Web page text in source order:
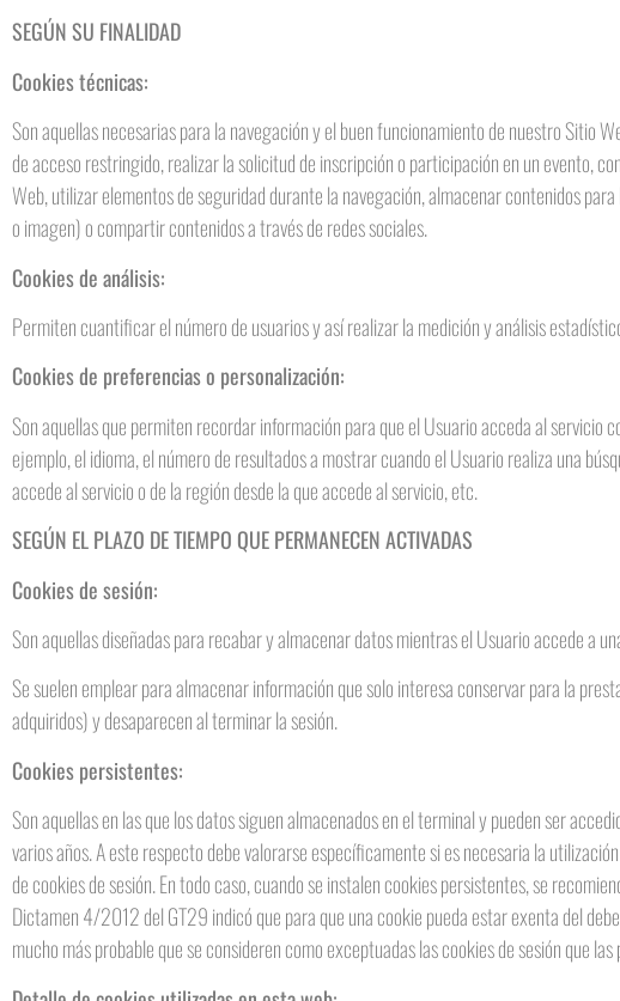
SEGÚN SU FINALIDAD
Cookies técnicas:
Son aquellas necesarias para la navegación y el buen funcionamiento de nuestro
de acceso restringido, realizar la solicitud de inscripción o participación en un evento,
Web, utilizar elementos de seguridad durante la navegación, almacenar contenidos
o imagen) o compartir contenidos a través de redes sociales.
Cookies de análisis:
Permiten cuantificar el número de usuarios y así realizar la medición y análisis
Cookies de preferencias o personalización:
Son aquellas que permiten recordar información para que el Usuario acceda al
ejemplo, el idioma, el número de resultados a mostrar cuando el Usuario realiza una
accede al servicio o de la región desde la que accede al servicio, etc.
SEGÚN EL PLAZO DE TIEMPO QUE PERMANECEN ACTIVADAS
Cookies de sesión:
Son aquellas diseñadas para recabar y almacenar datos mientras el Usuario accede a
Se suelen emplear para almacenar información que solo interesa conservar para la
adquiridos) y desaparecen al terminar la sesión.
Cookies persistentes:
Son aquellas en las que los datos siguen almacenados en el terminal y pueden ser
varios años. A este respecto debe valorarse específicamente si es necesaria la
de cookies de sesión. En todo caso, cuando se instalen cookies persistentes, se
Dictamen 4/2012 del GT29 indicó que para que una cookie pueda estar exenta del
mucho más probable que se consideren como exceptuadas las cookies de sesión que